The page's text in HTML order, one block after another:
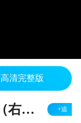
清完整版
23.10.5（9）马24v陈24（右胜） +追